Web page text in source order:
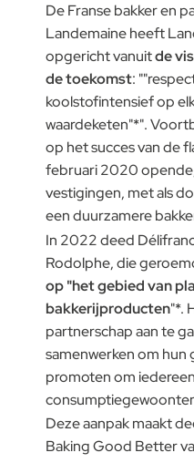
De Franse bakker en
Landemaine heeft
opgericht vanuitde
de toekomst:
koolstofintensief op
waardeketen"*".
op het succes van de
februari 2020
vestigingen, met als
een duurzamere
In 2022 deed
Rodolphe, die
op "het gebied van
bakkerijproducten"*.
partnerschap aan te
samenwerken om hun
promoten om
Deze aanpak maakt
Baking Good Better